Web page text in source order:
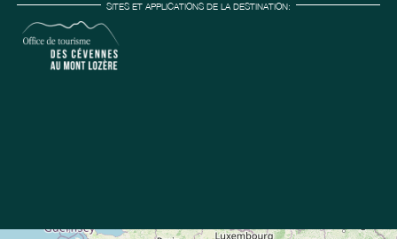
SITES ET APPLICATIONS DE LA DESTINATION: